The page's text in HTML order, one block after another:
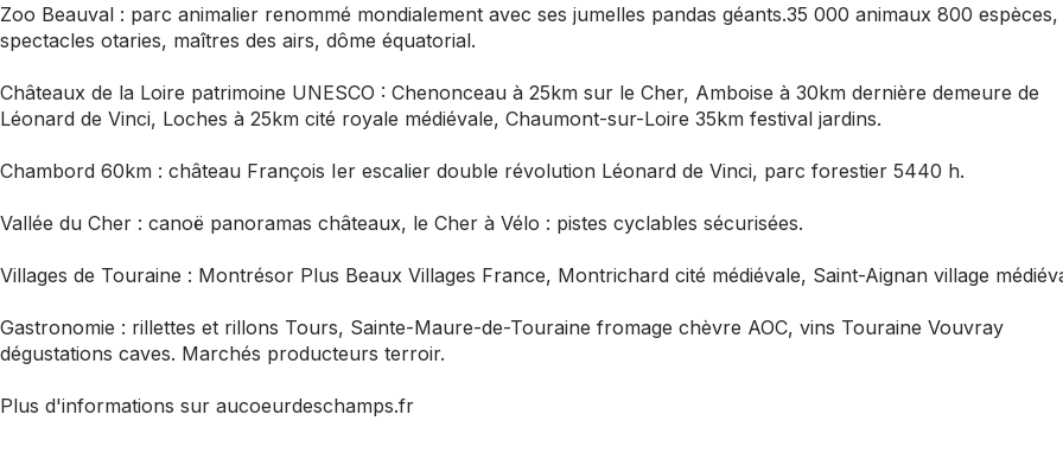
Zoo Beauval : parc animalier renommé mondialement avec ses jumelles pandas géants.35 000 animaux 800 espèces,
spectacles otaries, maîtres des airs, dôme équatorial.
Châteaux de la Loire patrimoine UNESCO : Chenonceau à 25km sur le Cher, Amboise à 30km dernière demeure de
Léonard de Vinci, Loches à 25km cité royale médiévale, Chaumont-sur-Loire 35km festival jardins.
Chambord 60km : château François Ier escalier double révolution Léonard de Vinci, parc forestier 5440 h.
Vallée du Cher : canoë panoramas châteaux, le Cher à Vélo : pistes cyclables sécurisées.
Villages de Touraine : Montrésor Plus Beaux Villages France, Montrichard cité médiévale, Saint-Aignan village
Gastronomie : rillettes et rillons Tours, Sainte-Maure-de-Touraine fromage chèvre AOC, vins Touraine Vouvray
dégustations caves. Marchés producteurs terroir.
Plus d'informations sur aucoeurdeschamps.fr